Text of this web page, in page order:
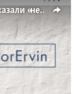
Помочь вернуться: в Москве сказали «нет» похищениям и убийствам крымских татар (видео)